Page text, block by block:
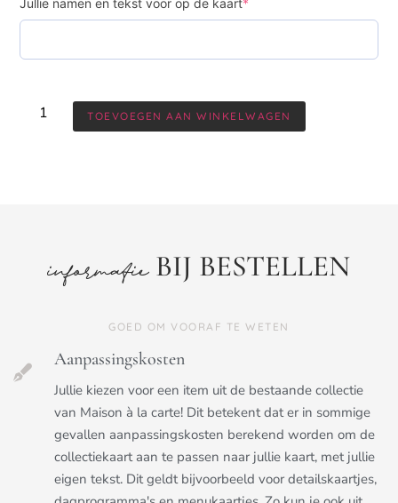
TOEVOEGEN AAN WINKELWAGEN
informatieBIJ BESTELLEN
GOED OM VOORAF TE WETEN
Aanpassingskosten
Jullie kiezen voor een item uit de bestaande collectie
van Maison à la carte! Dit betekent dat er in sommige
gevallen aanpassingskosten berekend worden om de
collectiekaart aan te passen naar jullie kaart, met jullie
eigen tekst. Dit geldt bijvoorbeeld voor detailskaartjes,